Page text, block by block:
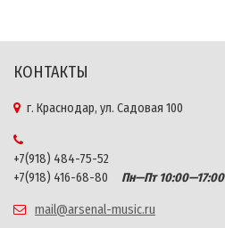
КОНТАКТЫ
г. Краснодар, ул. Садовая 100
+7(918) 484-75-52
+7(918) 416-68-80
Пн—Пт 10:00—17:00
mail@arsenal-music.ru